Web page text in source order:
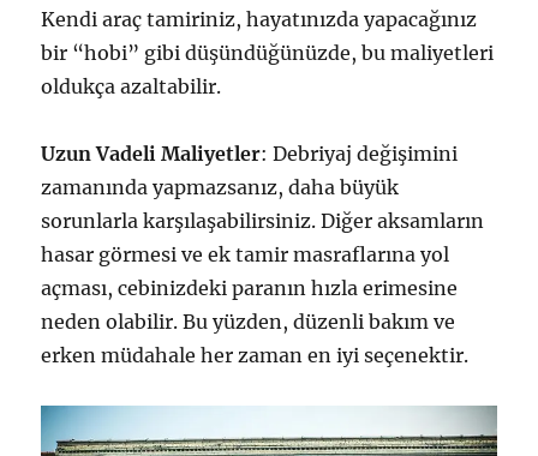
Kendi araç tamiriniz, hayatınızda yapacağınız
bir “hobi” gibi düşündüğünüzde, bu maliyetleri
oldukça azaltabilir.
Uzun Vadeli Maliyetler: Debriyaj değişimini
zamanında yapmazsanız, daha büyük
sorunlarla karşılaşabilirsiniz. Diğer aksamların
hasar görmesi ve ek tamir masraflarına yol
açması, cebinizdeki paranın hızla erimesine
neden olabilir. Bu yüzden, düzenli bakım ve
erken müdahale her zaman en iyi seçenektir.